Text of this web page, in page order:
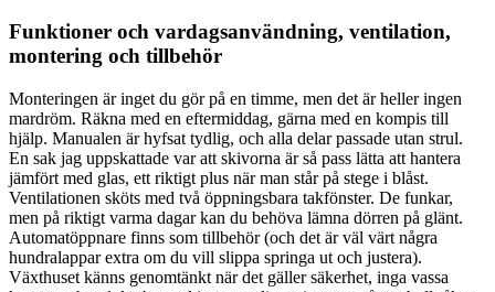
Funktioner och vardagsanvändning, ventilation,
montering och tillbehör
Monteringen är inget du gör på en timme, men det är heller ingen
mardröm. Räkna med en eftermiddag, gärna med en kompis till
hjälp. Manualen är hyfsat tydlig, och alla delar passade utan strul.
En sak jag uppskattade var att skivorna är så pass lätta att hantera
jämfört med glas, ett riktigt plus när man står på stege i blåst.
Ventilationen sköts med två öppningsbara takfönster. De funkar,
men på riktigt varma dagar kan du behöva lämna dörren på glänt.
Automatöppnare finns som tillbehör (och det är väl värt några
hundralappar extra om du vill slippa springa ut och justera).
Växthuset känns genomtänkt när det gäller säkerhet, inga vassa